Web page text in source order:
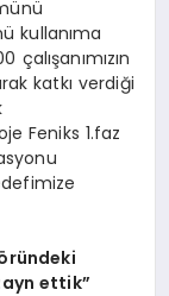
kullanıma
katkı verdiği
Feniks 1.faz
ründeki
ettik”